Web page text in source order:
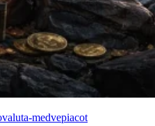
medvepiacot